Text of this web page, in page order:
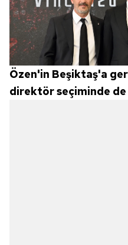
Özen'in Beşiktaş'a
direktör seçiminde